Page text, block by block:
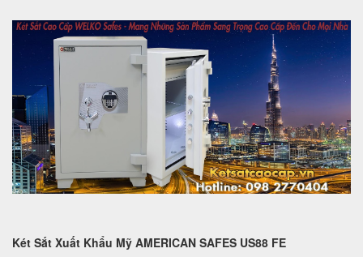
Két Sắt Xuất Khẩu Mỹ AMERICAN SAFES US88 FE